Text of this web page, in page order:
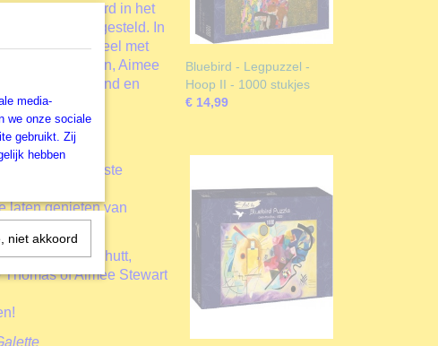
merk Bluebird in het
de wereld voorgesteld. In
waaronder veel met
Davison, Aimee
Jenny Newland en
merk zijn:
werelds grootste
laten genieten van
David Galchutt,
of Aimee Stewart
Bluebird - Legpuzzel -
Hoop II - 1000 stukjes
€ 14,99
media-
we onze sociale
gebruikt. Zij
hebben
niet akkoord